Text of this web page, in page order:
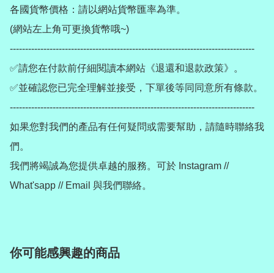
各國貨幣價格：請以網站貨幣匯率為準。
(網站左上角可更換貨幣哦~)
--------------------------------------------------------------------------------
✅請您在付款前仔細閱讀本網站《退還和退款政策》。
✅並確認您已完全理解並接受，下單後等同同意所有條款。
--------------------------------------------------------------------------------
如果您對我們的產品有任何疑問或需要幫助，請隨時聯絡我
們。
我們將竭誠為您提供卓越的服務。可於 Instagram //
What'sapp // Email 與我們聯絡。
你可能感興趣的商品